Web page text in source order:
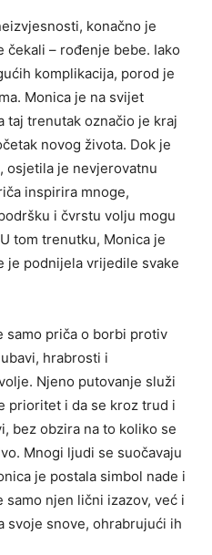
konačno je
– rođenje bebe. Iako
komplikacija, porod je
Monica je na svijet
taj trenutak označio je kraj
novog života. Dok je
osjetila je nevjerovatnu
inspirira mnoge,
i čvrstu volju mogu
tom trenutku, Monica je
je podnijela vrijedile svake
samo priča o borbi protiv
hrabrosti i
Njeno putovanje služi
prioritet i da se kroz trud i
bez obzira na to koliko se
Mnogi ljudi se suočavaju
je postala simbol nade i
njen lični izazov, već i
svoje snove, ohrabrujući ih